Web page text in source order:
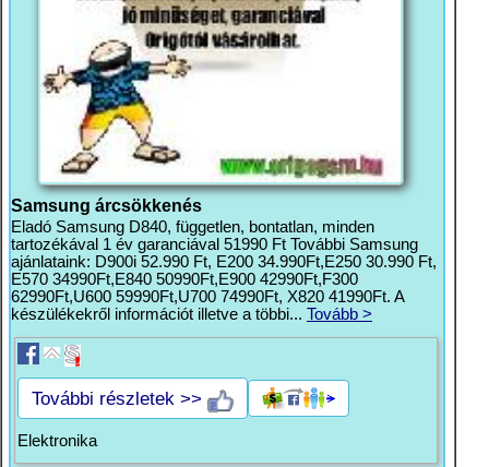
Samsung árcsökkenés
Eladó Samsung D840, független, bontatlan, minden
tartozékával 1 év garanciával 51990 Ft További Samsung
ajánlataink: D900i 52.990 Ft, E200 34.990Ft,E250 30.990 Ft,
E570 34990Ft,E840 50990Ft,E900 42990Ft,F300
62990Ft,U600 59990Ft,U700 74990Ft, X820 41990Ft. A
készülékekről információt illetve a többi... Tovább >
További részletek >>
Elektronika